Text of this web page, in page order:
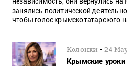
занялись политической
чтобы голос крымскотатарского
Колонки -24
Крымские уроки